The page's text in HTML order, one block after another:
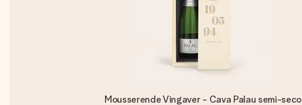
Mousserende Vingaver - Cava Palau semi-seco